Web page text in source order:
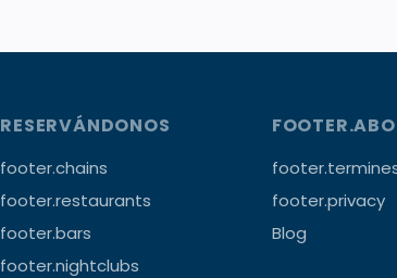
RESERVÁNDONOS
footer.chains
footer.restaurants
footer.bars
footer.nightclubs
footer.privacy
Blog